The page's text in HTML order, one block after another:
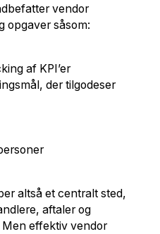
vendor
opgaver såsom:
af KPI’er
der tilgodeser
altså et centralt sted,
aftaler og
effektiv vendor